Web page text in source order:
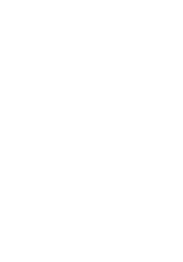
B. Braun Produktkatalog mit unserem